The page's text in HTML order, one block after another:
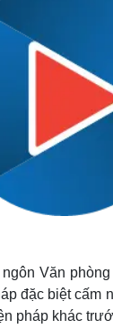
Văn
đặc biệt cấm
pháp khác